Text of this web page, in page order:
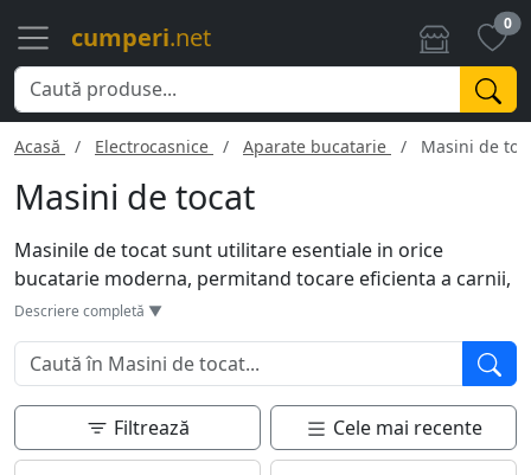
cumperi.net 0
Acasă Electrocasnice Aparate bucatarie Masini de
Masini de tocat
Masinile de tocat sunt utilitare esentiale in orice
bucatarie moderna, permitand tocare eficienta a carnii,
legumelor si altor alimente. Acestea vin cu diferite
accesorii si viteze pentru a face fata unei game variate
de sarcini culinare. Pot fi electrice sau manuale si sunt
ideale pentru pregatirea carnii pentru chiftele, mici sau
umpluturi. Usor de curatat si de intretinut, masinile de
tocat economisesc timp si efort, oferind rezultate
Descriere completă ▼
Filtrează Cele mai recente